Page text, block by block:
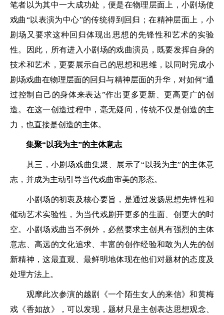
笔者以为其中一大成功处，便是在物理层面上，小剧场使
戏曲“以表演为中心”的传统得到回归；在精神层面上，小
剧场又要求这种回归体现出思想的先锋性和艺术的实验
性。因此，所有进入小剧场的戏曲演员，既要发挥自身的
技术和艺术，更要展示自己的思想和思维，以同时完成小
剧场戏曲在物理层面的回归与精神层面的升华，对如何“通
过控制自己的身体来表达”作出更多更新、更高更广的创
造。在这一创造过程中，毫无疑问，传统不仅是创造的主
力，也直接是创造的主体。
集聚“以我为主”的主体意志
其三，小剧场戏曲集聚、展示了“以我为主”的主体意
志，并成为主动引导当代戏曲审美的形态。
小剧场的初衷及核心要旨，是通过发扬思想先锋性和
催动艺术实验性，为当代戏剧开更多的生面、创更大的时
空。小剧场戏曲当不例外，必然要求主创具有强烈的主体
意志、高远的文化追求、丰富的创作经验和敢为人先的创
新精神，这最直观、最鲜明地体现在他们对题材的态度及
处理方法上。
观摩此次参演的越剧《一个陌生女人的来信》和黄梅
戏《香如故》，可以发现，题材只是主创表达思想观念、